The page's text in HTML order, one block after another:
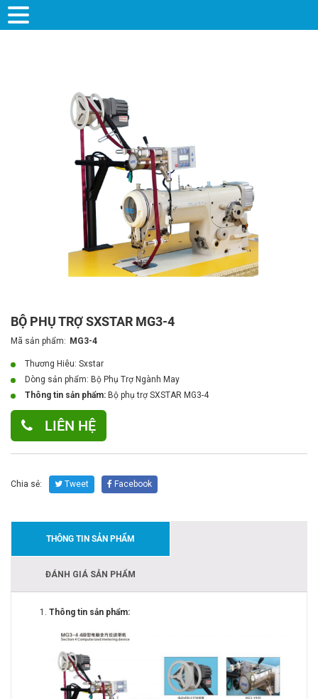
BỘ PHỤ TRỢ SXSTAR MG3-4
Mã sản phẩm: MG3-4
Thương Hiêu: Sxstar
Dòng sản phẩm: Bộ Phụ Trợ Ngành May
Thông tin sản phẩm: Bộ phụ trợ SXSTAR MG3-4
LIÊN HỆ
Chia sẻ: Tweet Facebook
THÔNG TIN SẢN PHẨM
ĐÁNH GIÁ SẢN PHẨM
Thông tin sản phẩm: